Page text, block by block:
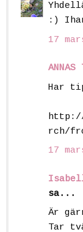
:)
17
ANNAS
Har
http://
rch/
17
sa...
Är
Tar